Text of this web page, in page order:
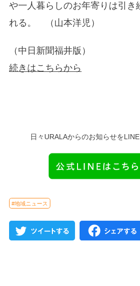
や一人暮らしのお年寄りは引き
れる。 （山本洋児）
（中日新聞福井版）
続きはこちらから
日々URALAからのお知らせを
#地域ニュース